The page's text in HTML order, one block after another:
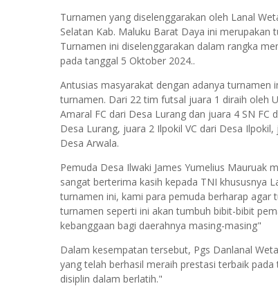
Turnamen yang diselenggarakan oleh Lanal
Selatan Kab. Maluku Barat Daya ini
Turnamen ini diselenggarakan dalam rangka
pada tanggal 5 Oktober 2024..
Antusias masyarakat dengan adanya
turnamen. Dari 22 tim futsal juara 1 diraih oleh
Amaral FC dari Desa Lurang dan juara 4 SN
Desa Lurang, juara 2 Ilpokil VC dari Desa
Desa Arwala.
Pemuda Desa Ilwaki James Yumelius Mauruak
sangat berterima kasih kepada TNI khususnya
turnamen ini, kami para pemuda berharap agar
turnamen seperti ini akan tumbuh bibit-bibit
kebanggaan bagi daerahnya masing-masing"
Dalam kesempatan tersebut, Pgs Danlanal
yang telah berhasil meraih prestasi terbaik
disiplin dalam berlatih."